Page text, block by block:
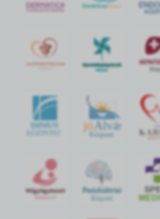
IMMUN
KÖZPONT
jó Alvás
Központ